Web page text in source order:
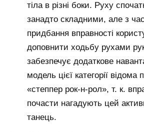
тіла в різні боки. Руху
занадто складними, але з
придбання вправності
доповнити ходьбу рухами рук
забезпечує додаткове
модель цієї категорії відома
«степпер рок-н-рол», т. к.
почасти нагадують цей
танець.